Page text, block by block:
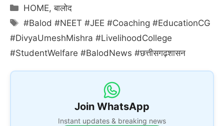
Categories
HOME,बालोद
Tags
#Balod #NEET #JEE #Coaching #EducationCG
#DivyaUmeshMishra #LivelihoodCollege
#StudentWelfare #BalodNews #छत्तीसगढ़शासन
Join WhatsApp
Instant updates & breaking news